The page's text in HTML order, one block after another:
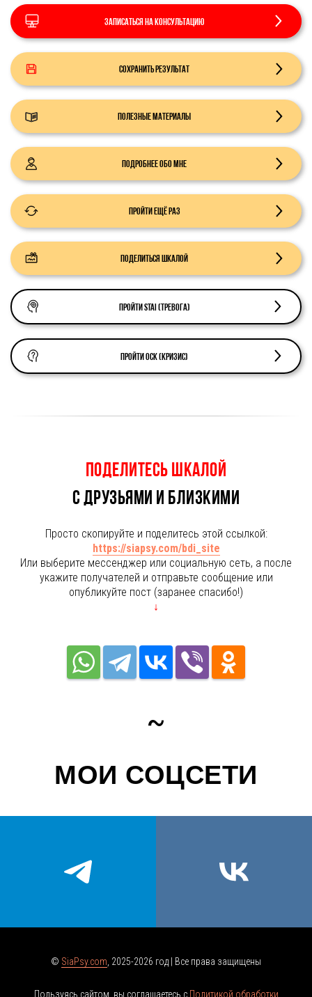
Записаться на консультацию
Сохранить результат
Полезные материалы
Подробнее обо мне
Пройти ещё раз
Поделиться шкалой
Пройти STAI (тревога)
Пройти ОСК (кризис)
Поделитесь ШКАЛОЙ
с друзьями и близкими
Просто скопируйте и поделитесь этой ссылкой:
https://siapsy.com/bdi_site
Или выберите мессенджер или социальную сеть, а после
укажите получателей и отправьте сообщение или
опубликуйте пост (заранее спасибо!)
↓
~
МОИ СОЦСЕТИ
© SiaPsy.com 2025-2026 год | Все права защищены
Пользуясь сайтом, вы соглашаетесь с Политикой обработки